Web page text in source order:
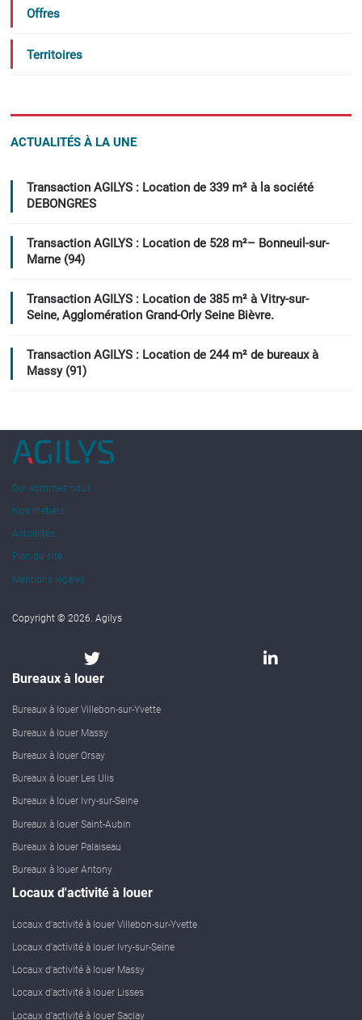
Offres
Territoires
ACTUALITÉS À LA UNE
Transaction AGILYS : Location de 339 m² à la société
DEBONGRES
Transaction AGILYS : Location de 528 m²– Bonneuil-sur-
Marne (94)
Transaction AGILYS : Location de 385 m² à Vitry-sur-
Seine, Agglomération Grand-Orly Seine Bièvre.
Transaction AGILYS : Location de 244 m² de bureaux à
Massy (91)
Qui sommes nous
Nos métiers
Actualités
Plan du site
Mentions légales
Copyright © 2026. Agilys
Bureaux à louer
Bureaux à louer Villebon-sur-Yvette
Bureaux à louer Massy
Bureaux à louer Orsay
Bureaux à louer Les Ulis
Bureaux à louer Ivry-sur-Seine
Bureaux à louer Saint-Aubin
Bureaux à louer Palaiseau
Bureaux à louer Antony
Locaux d'activité à louer
Locaux d'activité à louer Villebon-sur-Yvette
Locaux d'activité à louer Ivry-sur-Seine
Locaux d'activité à louer Massy
Locaux d'activité à louer Lisses
Locaux d'activité à louer Saclay